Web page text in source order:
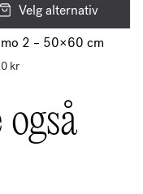
Velg alternativ
2 – 50×60 cm
kr